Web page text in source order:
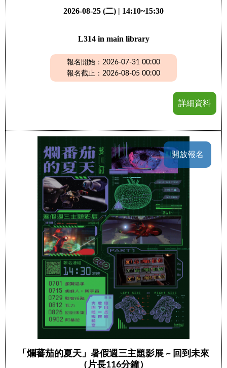
2026-08-25 (二) | 14:10~15:30
L314 in main library
報名開始：2026-07-31 00:00
報名截止：2026-08-05 00:00
詳細資料
開放報名
「爛蕃茄的夏天」暑假週三主題影展 ~ 回到未來
（片長116分鐘）